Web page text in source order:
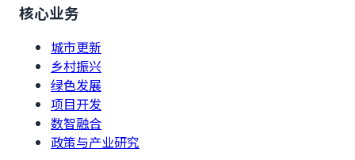
核心业务
城市更新
乡村振兴
绿色发展
项目开发
数智融合
政策与产业研究